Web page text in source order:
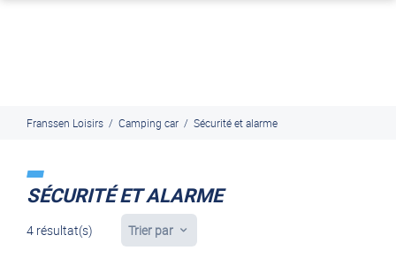
Franssen Loisirs / Camping car / Sécurité et alarme
SÉCURITÉ ET ALARME
4 résultat(s) Trier par